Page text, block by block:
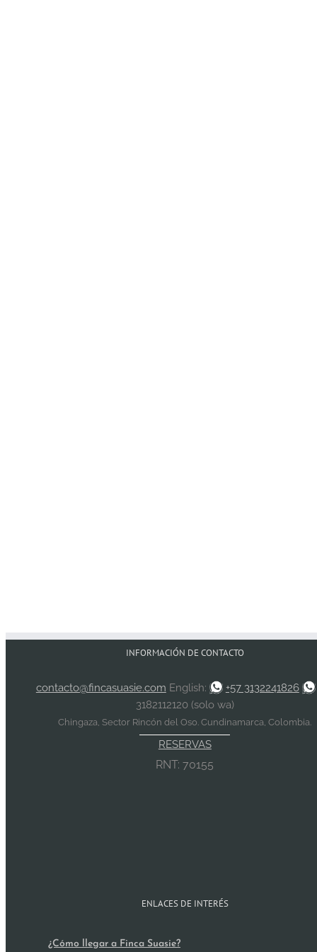
INFORMACIÓN DE CONTACTO
contacto@fincasuasie.com English: +57 3132241826
3182112120 (solo wa)
Chingaza, Sector Rincón del Oso. Cundinamarca, Colombia.
RESERVAS
RNT: 70155
ENLACES DE INTERÉS
¿Cómo llegar a Finca Suasie?